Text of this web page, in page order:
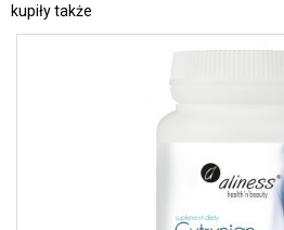
kupiły także